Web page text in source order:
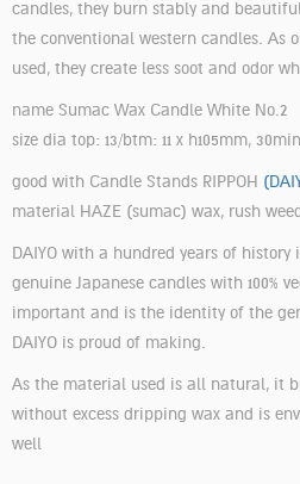
candles, they burn stably and
the conventional western candles. As
used, they create less soot and odor
name Sumac Wax Candle White No.2
size dia top: 13/btm: 11 x h105mm,
good with Candle Stands RIPPOH
material HAZE (sumac) wax, rush
DAIYO with a hundred years of
genuine Japanese candles with 100%
important and is the identity of the
DAIYO is proud of making.
As the material used is all natural, it
without excess dripping wax and is
well